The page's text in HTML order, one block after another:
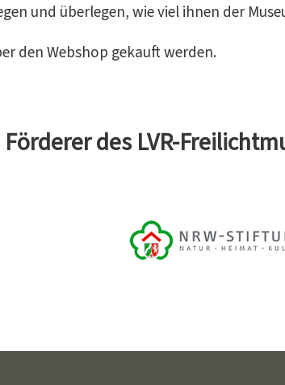
und überlegen, wie viel ihnen der
den Webshop gekauft werden.
Förderer des LVR-